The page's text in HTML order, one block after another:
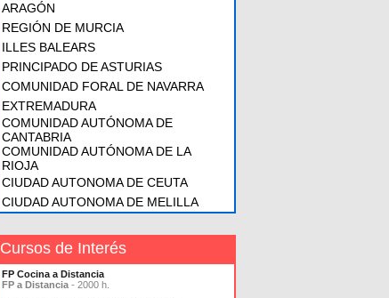
ARAGÓN
REGIÓN DE MURCIA
ILLES BALEARS
PRINCIPADO DE ASTURIAS
COMUNIDAD FORAL DE NAVARRA
EXTREMADURA
COMUNIDAD AUTÓNOMA DE
CANTABRIA
COMUNIDAD AUTÓNOMA DE LA
RIOJA
CIUDAD AUTONOMA DE CEUTA
CIUDAD AUTONOMA DE MELILLA
Cursos de Interés
FP Cocina a Distancia
FP a Distancia - 2000 h.